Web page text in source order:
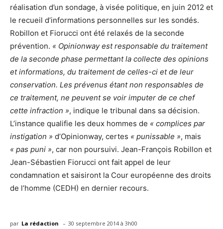
réalisation d’un sondage, à visée politique, en juin 2012 et
le recueil d’informations personnelles sur les sondés.
Robillon et Fiorucci ont été relaxés de la seconde
prévention. « Opinionway est responsable du traitement
de la seconde phase permettant la collecte des opinions
et informations, du traitement de celles-ci et de leur
conservation. Les prévenus étant non responsables de
ce traitement, ne peuvent se voir imputer de ce chef
cette infraction », indique le tribunal dans sa décision.
L’instance qualifie les deux hommes de « complices par
instigation » d’Opinionway, certes « punissable », mais
« pas puni », car non poursuivi. Jean-François Robillon et
Jean-Sébastien Fiorucci ont fait appel de leur
condamnation et saisiront la Cour européenne des droits
de l’homme (CEDH) en dernier recours.
par La rédaction - 30 septembre 2014 à 3h00